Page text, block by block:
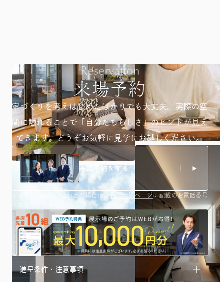
Reservation
来場予約
家づくりを考えはじめたばかりでも大丈夫。 実際の空
間に触れることで「自分たちらしさ」のヒントが見え
てきます。どうぞお気軽に見学にお越しください。
来場予約をする
※お電話でお問い合わせの場合は、 各展示場ページに記載のお電話番号
進呈条件・注意事項